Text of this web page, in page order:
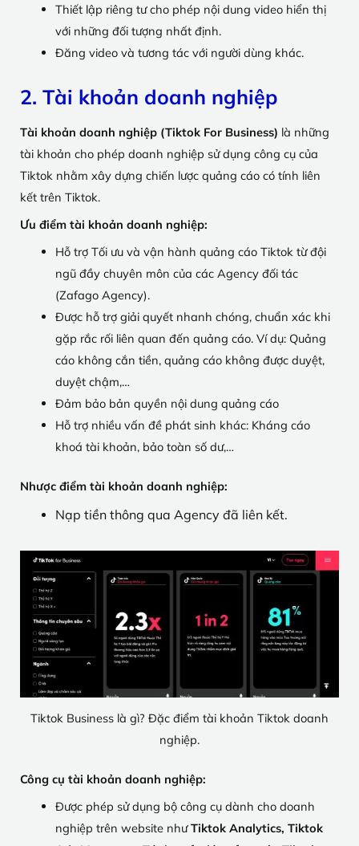
Thiết lập riêng tư cho phép nội dung video hiển thị
với những đối tượng nhất định.
Đăng video và tương tác với người dùng khác.
2. Tài khoản doanh nghiệp
Tài khoản doanh nghiệp (Tiktok For Business) là những
tài khoản cho phép doanh nghiệp sử dụng công cụ của
Tiktok nhằm xây dựng chiến lược quảng cáo có tính liên
kết trên Tiktok.
Ưu điểm tài khoản doanh nghiệp:
Hỗ trợ Tối ưu và vận hành quảng cáo Tiktok từ đội
ngũ đầy chuyên môn của các Agency đối tác
(Zafago Agency).
Được hỗ trợ giải quyết nhanh chóng, chuẩn xác khi
gặp rắc rối liên quan đến quảng cáo. Ví dụ: Quảng
cáo không cắn tiền, quảng cáo không được duyệt,
duyệt chậm,…
Đảm bảo bản quyền nội dung quảng cáo
Hỗ trợ nhiều vấn đề phát sinh khác: Kháng cáo
khoá tài khoản, bảo toàn số dư,…
Nhược điểm tài khoản doanh nghiệp:
Nạp tiền thông qua Agency đã liên kết.
Tiktok Business là gì? Đặc điểm tài khoản Tiktok doanh
nghiệp.
Công cụ tài khoản doanh nghiệp:
Được phép sử dụng bộ công cụ dành cho doanh
nghiệp trên website nhưTiktok Analytics, Tiktok